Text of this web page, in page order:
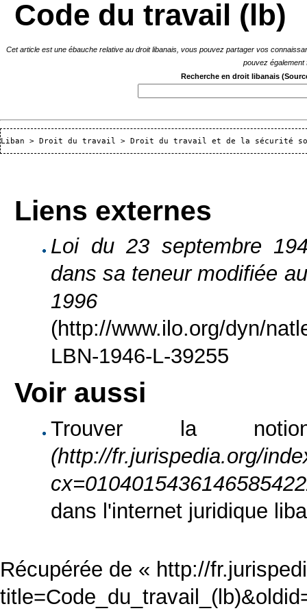
Code du travail (lb)
Cet article est une ébauche relative au droit libanais, vous pouvez partager vos
pouvez également
Recherche en droit libanais
Liban > Droit du travail > Droit du travail et de la sécurité
Liens externes
Loi du 23 septembre
dans sa teneur modifiée
1996
LBN-1946-L-39255
Voir aussi
Trouver la
dans l'internet juridique
Récupérée de « http://